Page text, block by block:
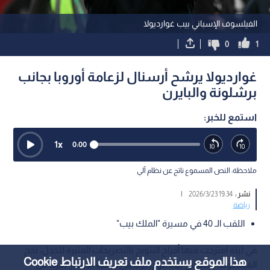
هذا الموقع يستخدم ملف تعريف الارتباط Cookie
الفيلسوف الإسباني بيب غوارديولا
1
0
غوارديولا يرشح أرسنال لزعامة أوروبا بجانب
برشلونة والبايرن
استمع للخبر:
0:00
1x
ملاحظة: النص المسموع ناتج عن نظام آلي
نشر :19:34 2026/3/23
|
رياضة
اللقب الـ 40 في مسيرة "الملك بيب"
الفيلسوف الإسباني بيب غوارديولا في خطف الأنظار بعيدا عن